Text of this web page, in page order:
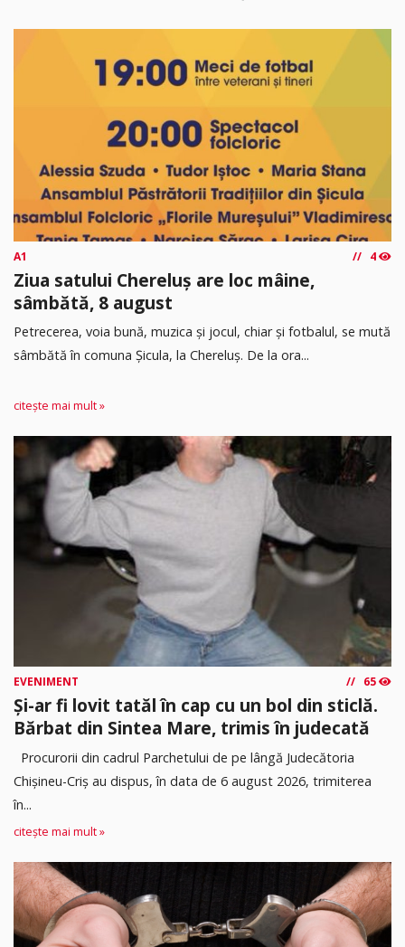
A1 4
Ziua satului Chereluș are loc mâine,
sâmbătă, 8 august
Petrecerea, voia bună, muzica și jocul, chiar și fotbalul, se mută
sâmbătă în comuna Șicula, la Chereluș. De la ora...
citește mai mult »
EVENIMENT 65
Și-ar fi lovit tatăl în cap cu un bol din sticlă.
Bărbat din Sintea Mare, trimis în judecată
Procurorii din cadrul Parchetului de pe lângă Judecătoria
Chișineu-Criș au dispus, în data de 6 august 2026, trimiterea
în...
citește mai mult »